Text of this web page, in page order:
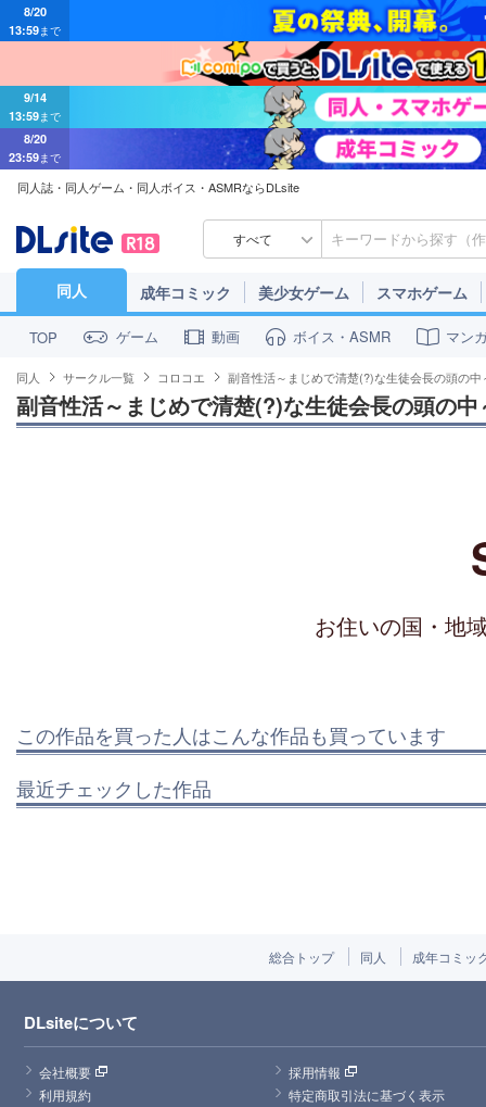
13:59まで
13:59まで
8/20
23:59まで
同人誌・同人ゲーム・同人ボイス・ASMRならDLsite
すべて
同人 成年コミック 美少女ゲーム スマホゲーム
TOP ゲーム 動画 ボイス・ASMR マン
同人 サークル一覧 コロコエ 副音性活～まじめで清楚(?)な生徒会長の頭の
副音性活～まじめで清楚(?)な生徒会長の頭の
お住いの国・地
この作品を買った人はこんな作品も買っています
最近チェックした作品
総合トップ 同人 成年コミッ
DLsiteについて
会社概要
採用情報
利用規約
特定商取引法に基づく表示